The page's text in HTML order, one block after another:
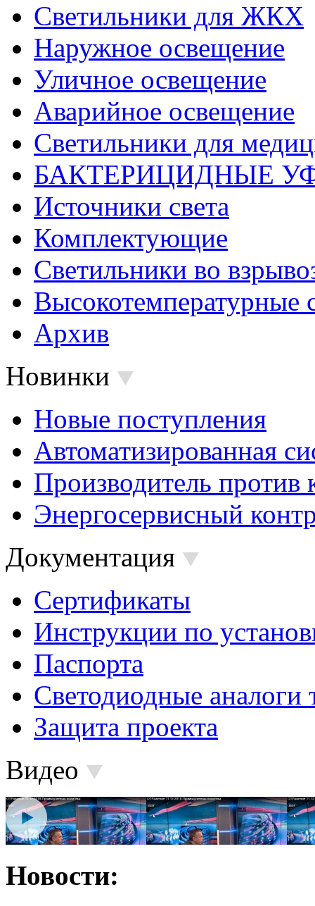
Светильники для ЖКХ
Наружное освещение
Уличное освещение
Аварийное освещение
Светильники для
БАКТЕРИЦИДНЫЕ
Источники света
Комплектующие
Светильники во
Высокотемпературные
Архив
Новинки
Новые поступления
Автоматизированная
Производитель против
Энергосервисный
Документация
Сертификаты
Инструкции по
Паспорта
Светодиодные аналоги
Защита проекта
Видео
Новости: